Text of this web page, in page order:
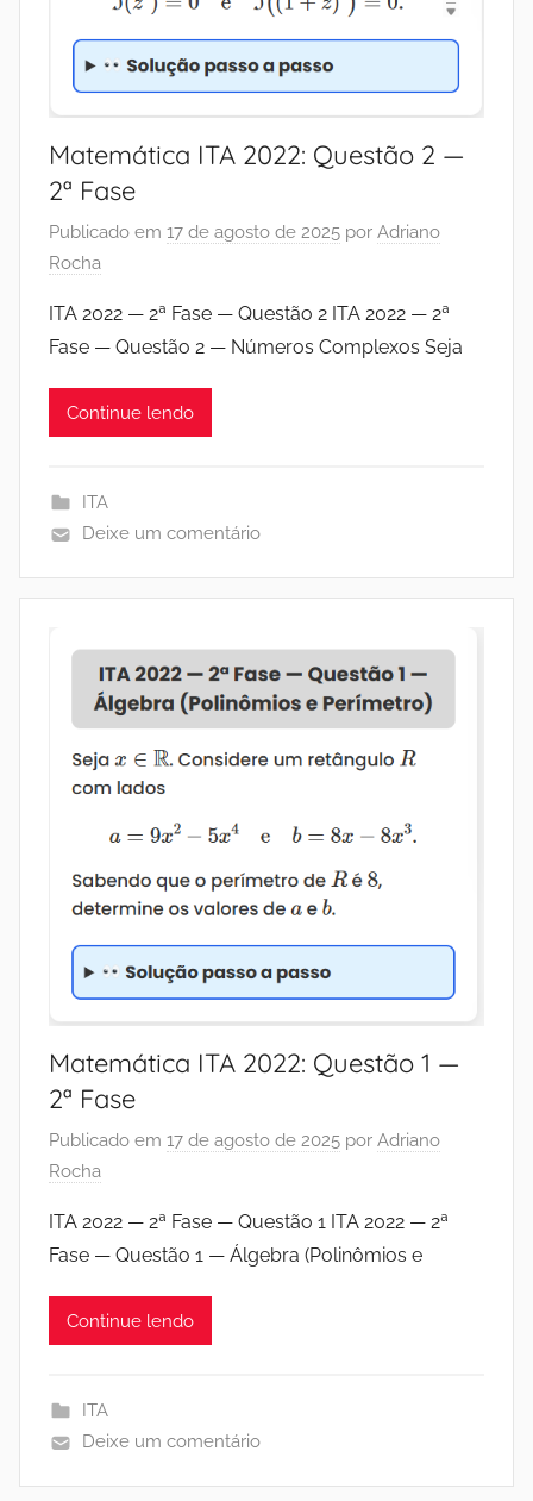
Matemática ITA 2022: Questão 2 —
2ª Fase
Publicado em 17 de agosto de 2025 por Adriano
Rocha
ITA 2022 — 2ª Fase — Questão 2 ITA 2022 — 2ª
Fase — Questão 2 — Números Complexos Seja
Continue lendo
ITA
Deixe um comentário
Matemática ITA 2022: Questão 1 —
2ª Fase
Publicado em 17 de agosto de 2025 por Adriano
Rocha
ITA 2022 — 2ª Fase — Questão 1 ITA 2022 — 2ª
Fase — Questão 1 — Álgebra (Polinômios e
Continue lendo
ITA
Deixe um comentário